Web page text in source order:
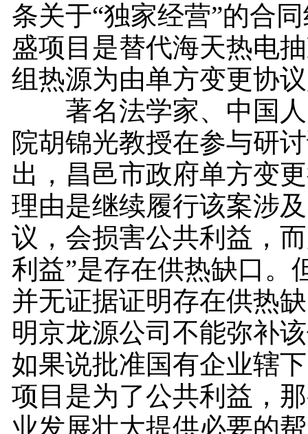
条关于“独家经营”的合
盛项目是替代海天热电
组热源为由单方变更协
著名法学家、中国人
院胡锦光教授在参与研
出，昌邑市政府单方变
理由是继续履行该案涉
议，会损害公共利益，
利益”是存在供热缺口。
并无证据证明存在供热
明京龙源公司不能弥补
如果说批准国有企业辖
项目是为了公共利益，
业发展壮大提供必要的